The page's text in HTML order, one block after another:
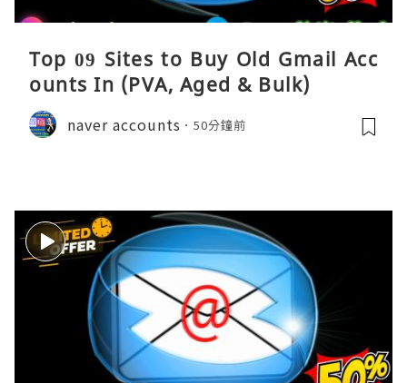
Top 09 Sites to Buy Old Gmail Acc
ounts In (PVA, Aged & Bulk)
naver accounts 50分鐘前